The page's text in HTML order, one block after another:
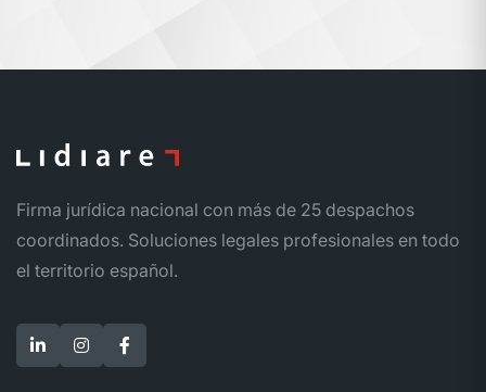
Firma jurídica nacional con más de 25 despachos
coordinados. Soluciones legales profesionales en todo
el territorio español.